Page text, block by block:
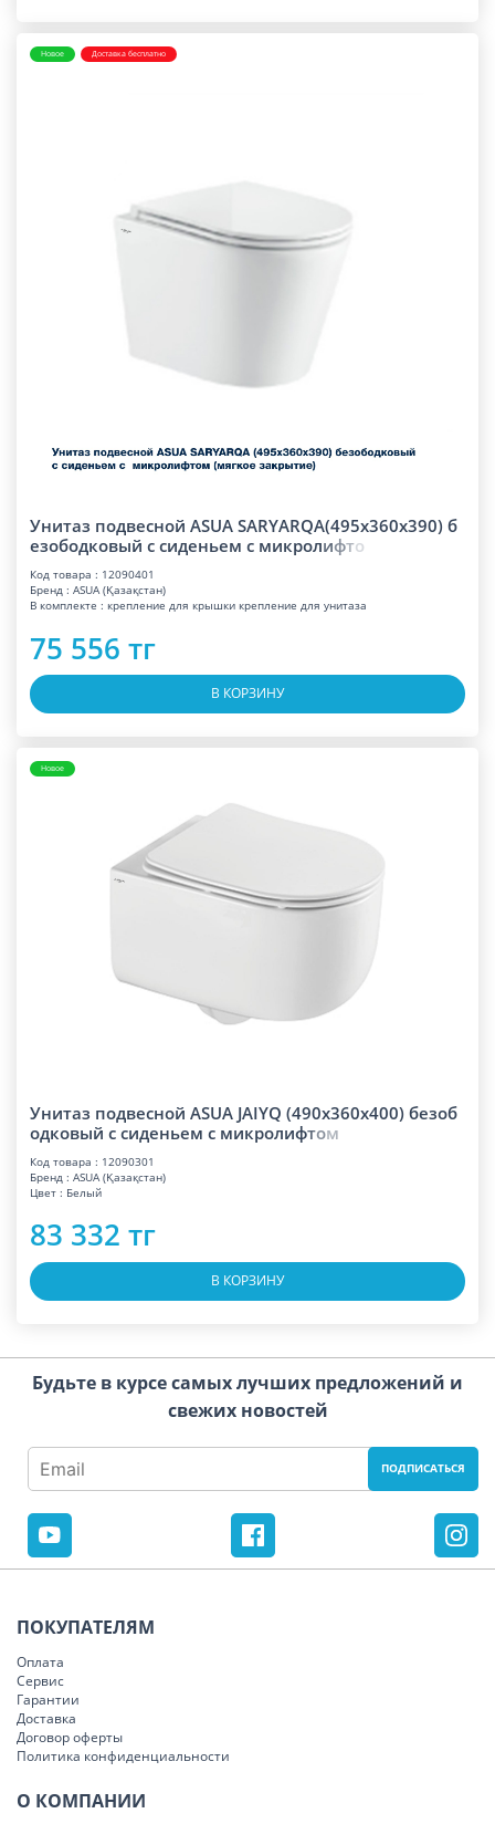
Новое Доставка бесплатно
Унитаз подвесной ASUA SARYARQA(495x360x390) б
езободковый с сиденьем с микролифто
Код товара : 12090401
Бренд : ASUA (Қазақстан)
В комплекте : крепление для крышки крепление для унитаза
75 556 тг
В КОРЗИНУ
Новое
Унитаз подвесной ASUA JAIYQ (490x360x400) безоб
одковый с сиденьем с микролифтом
Код товара : 12090301
Бренд : ASUA (Қазақстан)
Цвет : Белый
83 332 тг
В КОРЗИНУ
Будьте в курсе самых лучших предложений и
свежих новостей
ПОКУПАТЕЛЯМ
Оплата
Сервис
Гарантии
Доставка
Договор оферты
Политика конфиденциальности
О КОМПАНИИ